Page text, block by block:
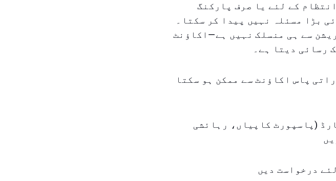
کے لئے یا صرف پارکنگ
بڑا مسئلہ نہیں پیدا کر سکتا۔
سے ہی منسلک نہیں ہے—اکاؤنٹ
رسائی دیتا ہے۔
پاس اکاؤنٹ سے ممکن ہو سکتا
(پاسپورٹ کاپیاں، رہائشی
درخواست دیں